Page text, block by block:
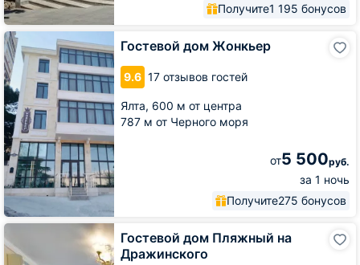
Получите1 195 бонусов
Гостевой дом Жонкьер
9.6 17 отзывов гостей
Ялта, 600 м от центра
787 м от Черного моря
от5 500руб.
за 1 ночь
Получите275 бонусов
Гостевой
дом
Жонкьер
Гостевой дом Пляжный на
Дражинского
Гостевой
дом
Пляжный